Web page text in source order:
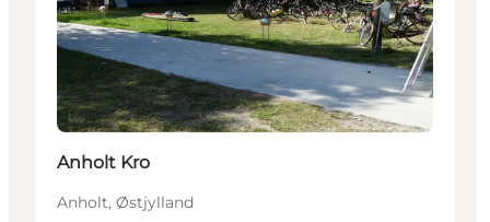
Anholt Kro
Anholt, Østjylland